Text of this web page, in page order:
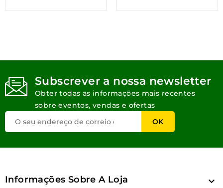
Subscrever a nossa newsletter
Obter todas as informações mais recentes
sobre eventos, vendas e ofertas
Informações Sobre A Loja 